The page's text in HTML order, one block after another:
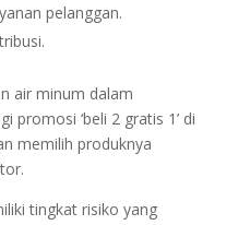
pelanggan.
air minum dalam
promosi ‘beli 2 gratis 1’ di
memilih produknya
tingkat risiko yang